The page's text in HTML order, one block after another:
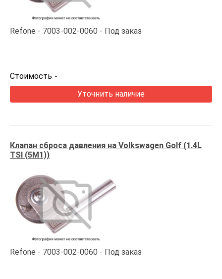
Refone 7003-002-0060 Под заказ
Стоимость -
Уточнить наличие
Клапан сброса давления на Volkswagen Golf (1.4L
TSI (5M1))
Refone 7003-002-0060 Под заказ